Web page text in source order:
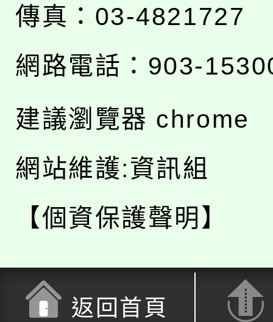
傳真：03-4821727
網路電話：903-
建議瀏覽器 chrome
網站維護:資訊組
【個資保護聲明】
返回首頁